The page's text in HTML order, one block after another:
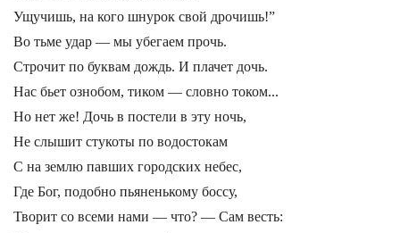
Ущучишь, на кого шнурок свой дрочишь!”
Во тьме удар — мы убегаем прочь.
Строчит по буквам дождь. И плачет дочь.
Нас бьет ознобом, тиком — словно током...
Но нет же! Дочь в постели в эту ночь,
Не слышит стукоты по водостокам
С на землю павших городских небес,
Где Бог, подобно пьяненькому боссу,
Творит со всеми нами — что? — Сам весть: